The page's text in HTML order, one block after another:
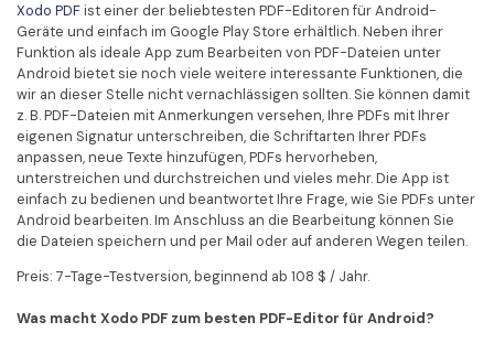
Xodo PDFist einer der beliebtesten PDF-Editoren für Android-
Geräte und einfach im Google Play Store erhältlich. Neben ihrer
Funktion als ideale App zum Bearbeiten von PDF-Dateien unter
Android bietet sie noch viele weitere interessante Funktionen, die
wir an dieser Stelle nicht vernachlässigen sollten. Sie können damit
z. B. PDF-Dateien mit Anmerkungen versehen, Ihre PDFs mit Ihrer
eigenen Signatur unterschreiben, die Schriftarten Ihrer PDFs
anpassen, neue Texte hinzufügen, PDFs hervorheben,
unterstreichen und durchstreichen und vieles mehr. Die App ist
einfach zu bedienen und beantwortet Ihre Frage, wie Sie PDFs unter
Android bearbeiten. Im Anschluss an die Bearbeitung können Sie
die Dateien speichern und per Mail oder auf anderen Wegen teilen.
Preis: 7-Tage-Testversion, beginnend ab 108 $ / Jahr.
Was macht Xodo PDF zum besten PDF-Editor für Android?